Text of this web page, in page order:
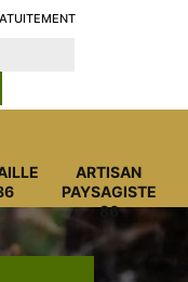
ARTISAN
PAYSAGISTE
86